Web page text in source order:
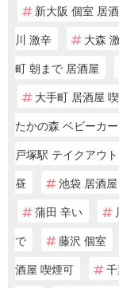
新大阪 個室 居
川 激辛
大森
町 朝まで 居酒屋
大手町 居酒屋
たかの森 ベビーカ
戸塚駅 テイクアウト
昼
池袋 居酒
蒲田 辛い
で
藤沢 個室
酒屋 喫煙可